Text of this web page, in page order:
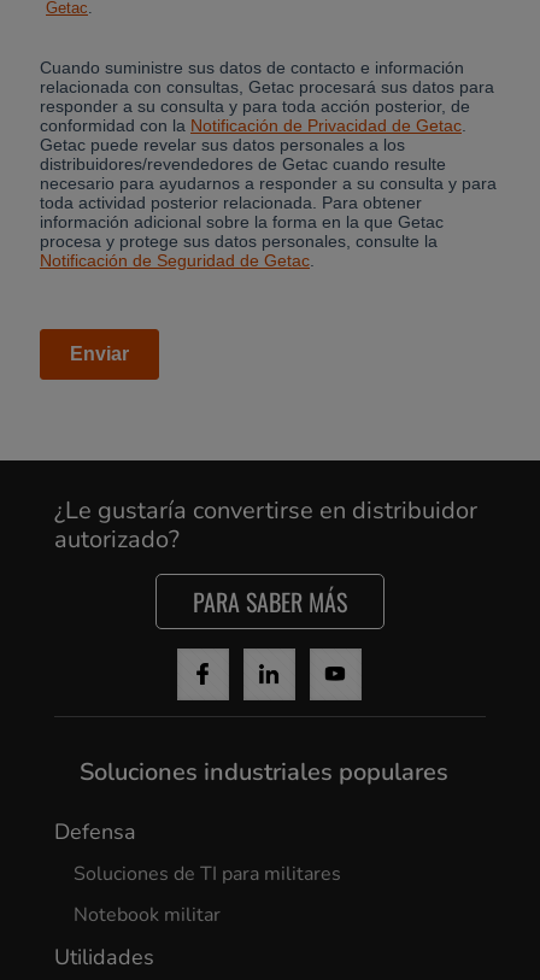
Yes, I agree
¿Le gustaría convertirse en distribuidor
autorizado?
PARA SABER MÁS
Soluciones industriales populares
Defensa
Soluciones de TI para militares
Notebook militar
Utilidades